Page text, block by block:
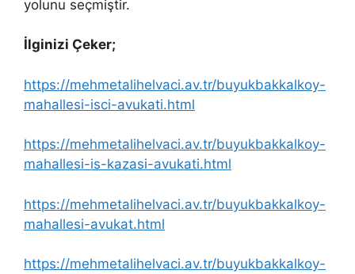
yolunu seçmiştir.
İlginizi Çeker;
https://mehmetalihelvaci.av.tr/buyukbakkalkoy-
mahallesi-isci-avukati.html
https://mehmetalihelvaci.av.tr/buyukbakkalkoy-
mahallesi-is-kazasi-avukati.html
https://mehmetalihelvaci.av.tr/buyukbakkalkoy-
mahallesi-avukat.html
https://mehmetalihelvaci.av.tr/buyukbakkalkoy-